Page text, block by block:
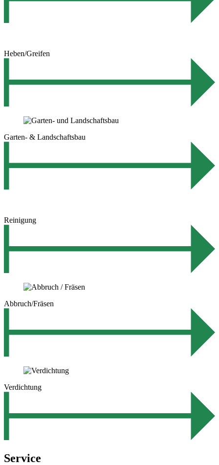
Heben/Greifen
Garten- & Landschaftsbau
Reinigung
Abbruch/Fräsen
Verdichtung
Service